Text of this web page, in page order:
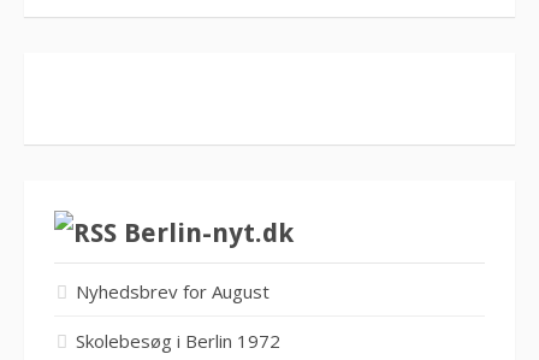
Berlin-nyt.dk
Nyhedsbrev for August
Skolebesøg i Berlin 1972